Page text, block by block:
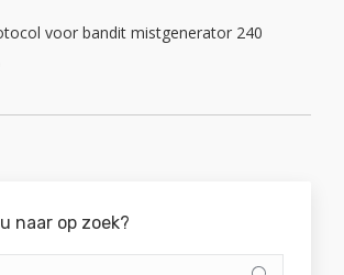
voor bandit mistgenerator 240
naar op zoek?